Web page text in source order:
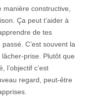
manière constructive,
Ça peut t’aider à
de tes
C’est souvent la
prise. Plutôt que
l’objectif c’est
regard, peut-être